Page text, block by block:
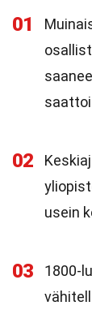
01
02
usein
03
1800-